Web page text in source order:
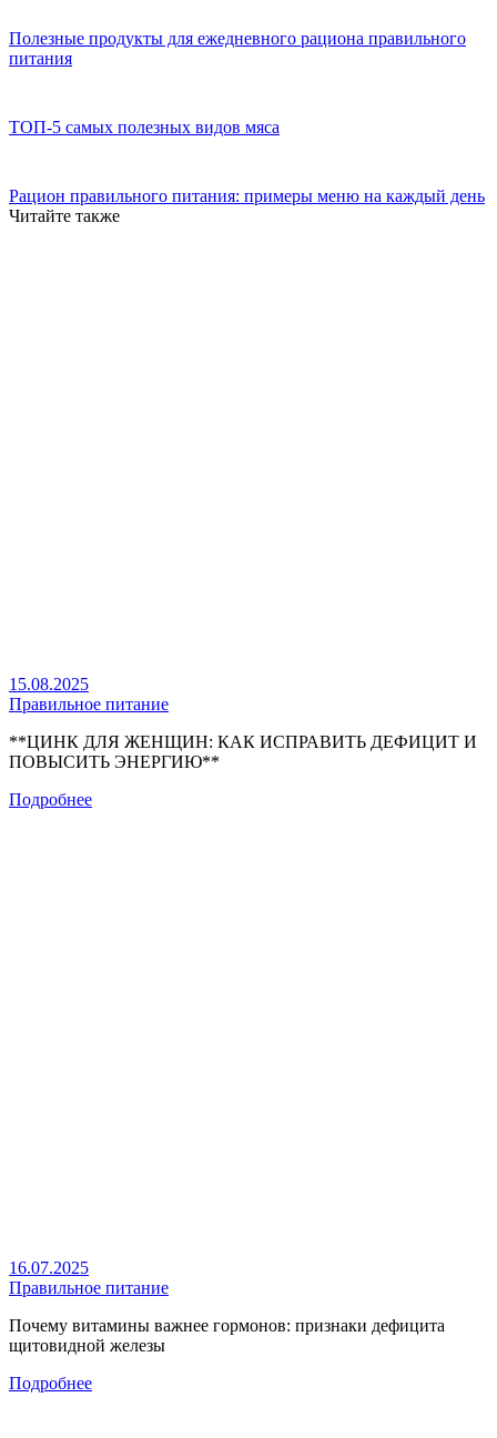
Полезные продукты для ежедневного рациона правильного
питания
ТОП-5 самых полезных видов мяса
Рацион правильного питания: примеры меню на каждый день
Читайте также
15.08.2025
Правильное питание
**ЦИНК ДЛЯ ЖЕНЩИН: КАК ИСПРАВИТЬ ДЕФИЦИТ И
ПОВЫСИТЬ ЭНЕРГИЮ**
Подробнее
16.07.2025
Правильное питание
Почему витамины важнее гормонов: признаки дефицита
щитовидной железы
Подробнее